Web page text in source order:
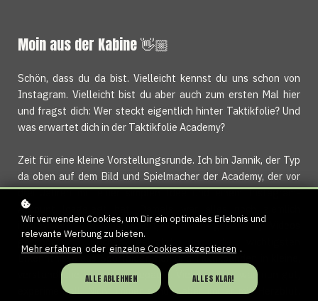
Moin aus der Kabine 👋🏼
Schön, dass du da bist. Vielleicht kennst du uns schon von
Instagram. Vielleicht bist du aber auch zum ersten Mal hier
und fragst dich: Wer steckt eigentlich hinter Taktikfolie? Und
was erwartet dich in der Taktikfolie Academy?
Zeit für eine kleine Vorstellungsrunde. Ich bin Jannik, der Typ
da oben auf dem Bild und Spielmacher der Academy, der vor
drei Jahren mit einer simplen Idee und einem Instagram-
Account losgelegt hat. Damals war alles noch ziemlich
improvisiert: viel ausprobiert, Grafiken gebastelt, Videos
geschnitten, Bücher gewälzt und die wichtigsten
Erkenntnisse aus Sportbiografien und Taktikbänden in kleine,
verständliche Häppchen gepackt. Vieles davon war, nun gut,
experimentell. Nicht immer schön, aber immer mit Herzblut.
Wir verwenden Cookies, um Dir ein optimales Erlebnis und
relevante Werbung zu bieten.
Mehr erfahren oder einzelne Cookies akzeptieren .
ALLE ABLEHNEN ALLES KLAR!